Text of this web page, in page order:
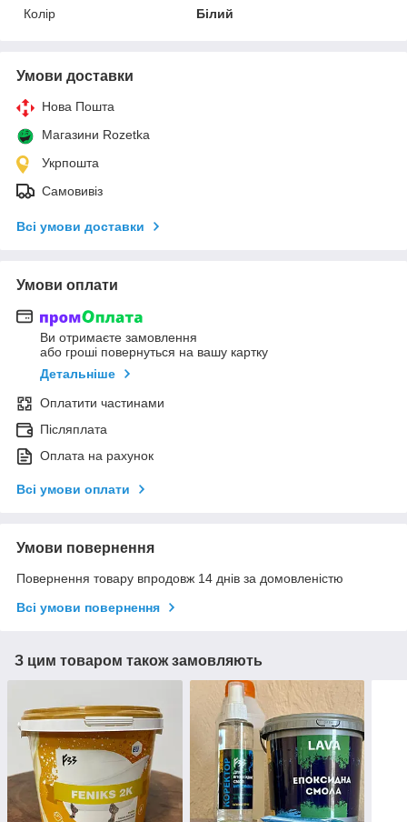
Колір
Білий
Умови доставки
Нова Пошта
Магазини Rozetka
Укрпошта
Самовивіз
Всі умови доставки
Умови оплати
Ви отримаєте замовлення
або гроші повернуться на вашу картку
Детальніше
Оплатити частинами
Післяплата
Оплата на рахунок
Всі умови оплати
Умови повернення
Повернення товару впродовж 14 днів за домовленістю
Всі умови повернення
З цим товаром також замовляють